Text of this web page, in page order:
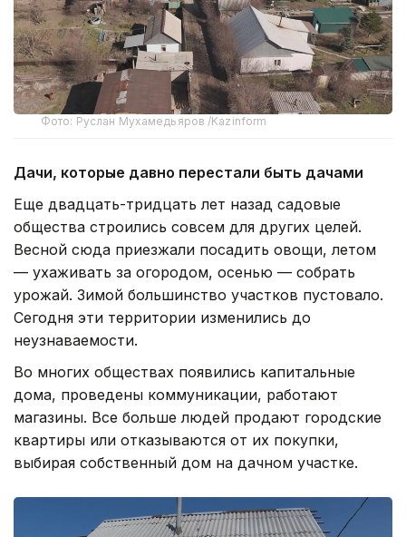
Фото: Руслан Мухамедьяров /Kazinform
Дачи, которые давно перестали быть дачами
Еще двадцать-тридцать лет назад садовые
общества строились совсем для других целей.
Весной сюда приезжали посадить овощи, летом
— ухаживать за огородом, осенью — собрать
урожай. Зимой большинство участков пустовало.
Сегодня эти территории изменились до
неузнаваемости.
Во многих обществах появились капитальные
дома, проведены коммуникации, работают
магазины. Все больше людей продают городские
квартиры или отказываются от их покупки,
выбирая собственный дом на дачном участке.